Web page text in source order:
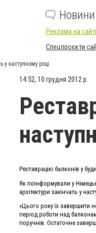
Новини
Реклама на сайті
Спецпроєкти
у наступному році
14:52, 10 грудня 2012 р.
Реставрацію балконів у
Як поінформували у
архітектури закінчать у
«Цього року їх завершити
період роботи над
поручнів. Остаточне